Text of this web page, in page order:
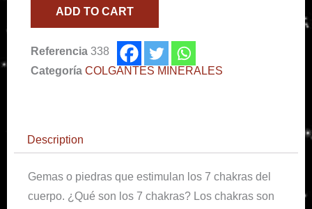
chakras
quantity
ADD TO CART
Referencia338
Categoría COLGANTES MINERALES
Description
Gemas o piedras que estimulan los 7 chakras del
cuerpo. ¿Qué son los 7 chakras? Los chakras son